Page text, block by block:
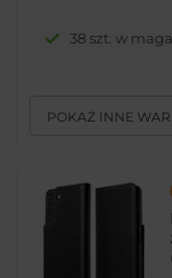
POKAŻ INNE
38 szt. w